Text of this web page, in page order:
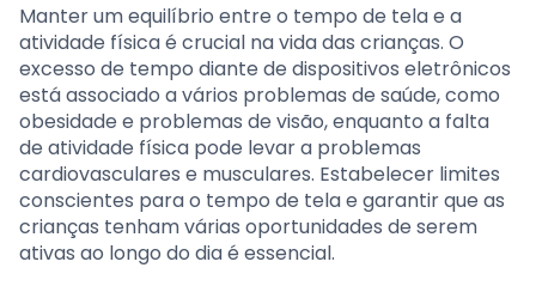
Manter um equilíbrio entre o tempo de tela e a
atividade física é crucial na vida das crianças. O
excesso de tempo diante de dispositivos eletrônicos
está associado a vários problemas de saúde, como
obesidade e problemas de visão, enquanto a falta
de atividade física pode levar a problemas
cardiovasculares e musculares. Estabelecer limites
conscientes para o tempo de tela e garantir que as
crianças tenham várias oportunidades de serem
ativas ao longo do dia é essencial.